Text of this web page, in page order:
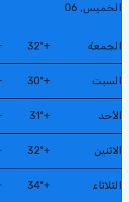
الخميس, 06
الجمعة +
32°
السبت +
30°
الأحد +
31°
الاثنين +
32°
الثلاثاء +
34°